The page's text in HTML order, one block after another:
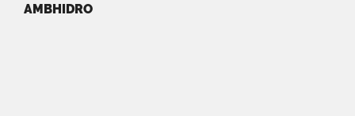
AMBHIDRO